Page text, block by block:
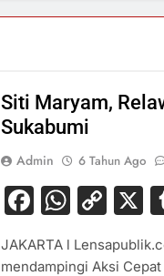
Siti Maryam,
Sukabumi
Admin 6 Tahun Ago
X
JAKARTA l
mendampingi Aksi